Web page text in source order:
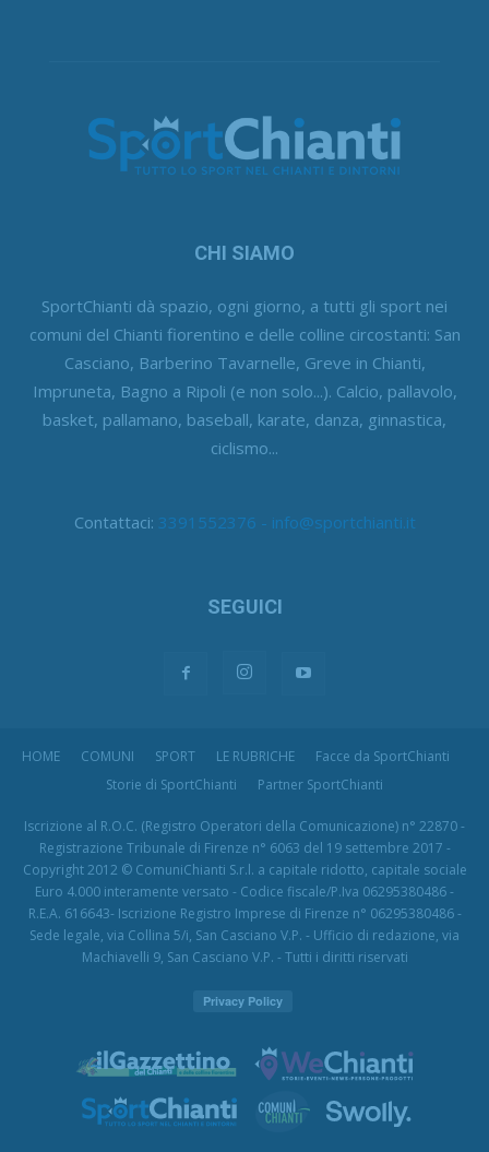
CHI SIAMO
SportChianti dà spazio, ogni giorno, a tutti gli sport nei
comuni del Chianti fiorentino e delle colline circostanti: San
Casciano, Barberino Tavarnelle, Greve in Chianti,
Impruneta, Bagno a Ripoli (e non solo...). Calcio, pallavolo,
basket, pallamano, baseball, karate, danza, ginnastica,
ciclismo...
Contattaci: 3391552376 - info@sportchianti.it
SEGUICI
HOME COMUNI SPORT LE RUBRICHE
Facce da SportChianti
Storie di SportChianti
Partner SportChianti
Iscrizione al R.O.C. (Registro Operatori della Comunicazione) n° 22870 -
Registrazione Tribunale di Firenze n° 6063 del 19 settembre 2017 -
Copyright 2012 © ComuniChianti S.r.l. a capitale ridotto, capitale sociale
Euro 4.000 interamente versato - Codice fiscale/P.Iva 06295380486 -
R.E.A. 616643- Iscrizione Registro Imprese di Firenze n° 06295380486 -
Sede legale, via Collina 5/i, San Casciano V.P. - Ufficio di redazione, via
Machiavelli 9, San Casciano V.P. - Tutti i diritti riservati